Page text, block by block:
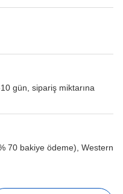
gün, sipariş miktarına
70 bakiye ödeme), Western